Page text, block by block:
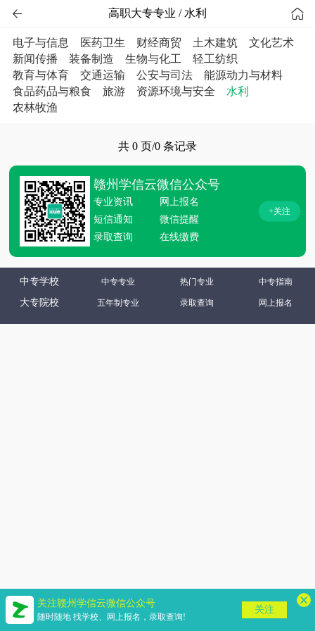
 高职大专专业 / 水利 
电子与信息 医药卫生 财经商贸 土木建筑
文化艺术
新闻传播
装备制造 生物与化工
轻工纺织
教育与体育
交通运输 公安与司法
能源动力与材料
食品药品与粮食
旅游 资源环境与安全
水利
农林牧渔
共 0 页/0 条记录
赣州学信云微信公众号
专业资讯
网上报名
短信通知
微信提醒
录取查询
在线缴费
+关注
中专学校 中专专业 热门专业 中专指南
大专院校 五年制专业 录取查询 网上报名
关注赣州学信云微信公众号
随时随地 找学校、网上报名，录取查询!
关注